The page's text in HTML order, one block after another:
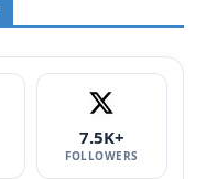
7.5K+
FOLLOWERS